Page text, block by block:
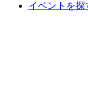
イベントを探